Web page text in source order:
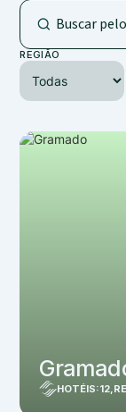
REGIÃO
HOTÉIS:12,